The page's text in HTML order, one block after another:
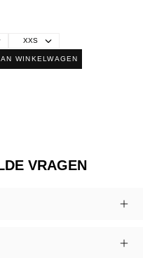
WINKELWAGEN
VRAGEN